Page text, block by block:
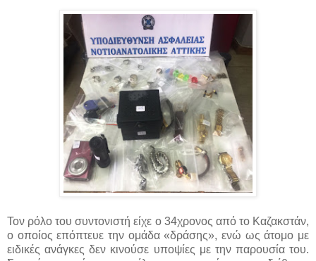
Τον ρόλο του συντονιστή είχε ο 34χρονος από το Καζακστάν,
ο οποίος επόπτευε την ομάδα «δράσης», ενώ ως άτομο με
ειδικές ανάγκες δεν κινούσε υποψίες με την παρουσία του.